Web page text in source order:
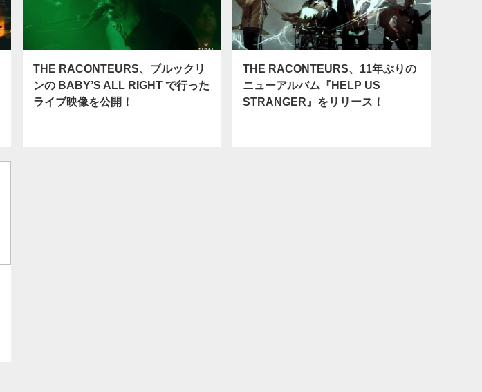
THE RACONTEURS、ブルックリ
ンの BABY’S ALL RIGHT で行った
ライブ映像を公開！
THE RACONTEURS、11年ぶりの
ニューアルバム『HELP US
STRANGER』をリリース！